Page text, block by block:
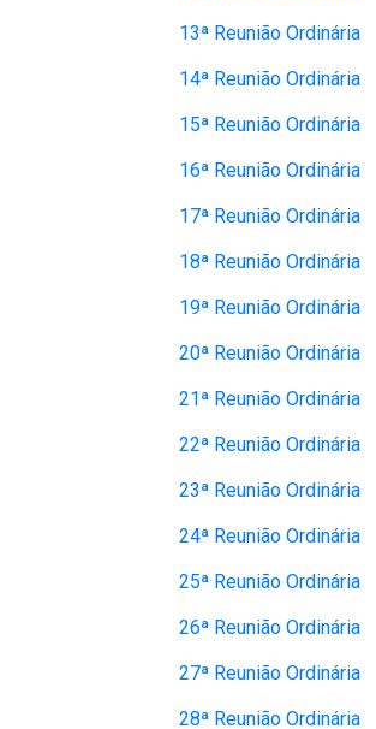
13ª Reunião Ordinária
14ª Reunião Ordinária
15ª Reunião Ordinária
16ª Reunião Ordinária
17ª Reunião Ordinária
18ª Reunião Ordinária
19ª Reunião Ordinária
20ª Reunião Ordinária
21ª Reunião Ordinária
22ª Reunião Ordinária
23ª Reunião Ordinária
24ª Reunião Ordinária
25ª Reunião Ordinária
26ª Reunião Ordinária
27ª Reunião Ordinária
28ª Reunião Ordinária